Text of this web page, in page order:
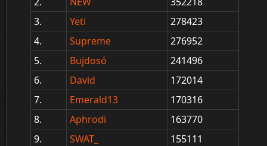
3.
Yeti
278423
4.
Supreme
276952
5.
Bujdosó
241496
6.
David
172014
7.
Emerald13
170316
8.
Aphrodi
163770
9.
SWAT_
155111